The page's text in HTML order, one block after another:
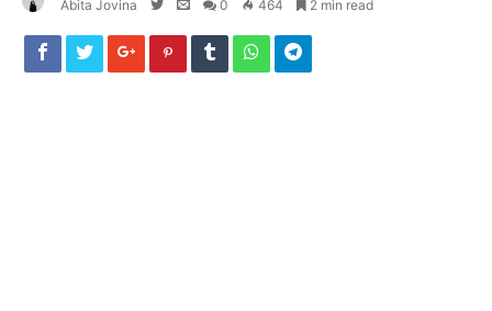
Abita Jovina 0 464 2 min read